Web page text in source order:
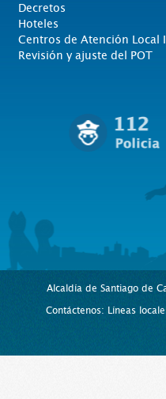
Decretos
Hoteles
Centros de Atención Local
Revisión y ajuste del POT
Alcaldía de Santiago de
Contáctenos: Líneas